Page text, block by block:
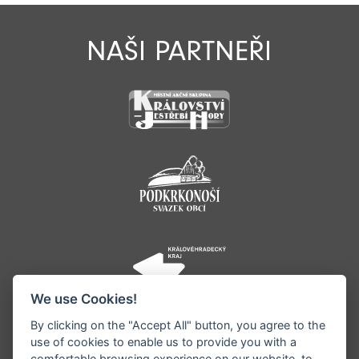
NAŠI PARTNEŘI
We use Cookies!
By clicking on the "Accept All" button, you agree to the
use of cookies to enable us to provide you with a